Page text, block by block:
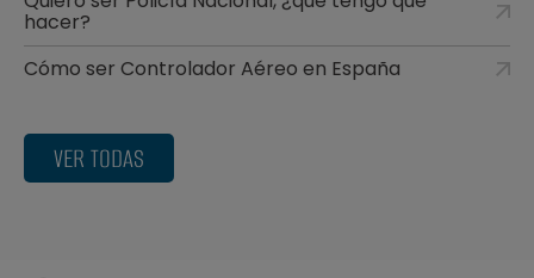
hacer?
Cómo ser Controlador Aéreo en España
VER TODAS